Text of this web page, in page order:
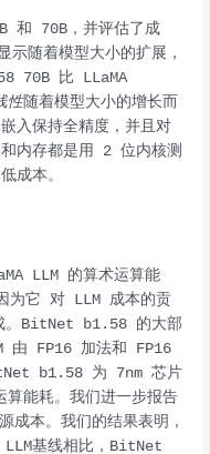
和 70B，并评估了成
示随着模型大小的扩展，
70B 比 LLaMA
性随着模型大小的增长而
入保持全精度，并且对
内存都是用 2 位内核测
成本。
LLM 的算术运算能
为它 对 LLM 成本的贡
。BitNet b1.58 的大部
由 FP16 加法和 FP16
b1.58 为 7nm 芯片
能耗。我们进一步报告
成本。我们的结果表明，
LLM基线相比，BitNet